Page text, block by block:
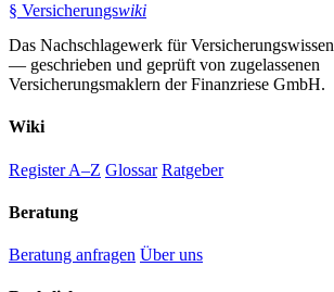
§ Versicherungswiki
Das Nachschlagewerk für Versicherungswissen
— geschrieben und geprüft von zugelassenen
Versicherungsmaklern der Finanzriese GmbH.
Wiki
Register A–Z Glossar Ratgeber
Beratung
Beratung anfragen Über uns